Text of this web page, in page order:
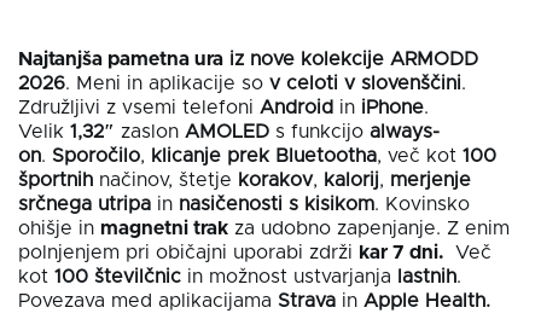
Najtanjša pametna ura iz nove kolekcije ARMODD
2026. Meni in aplikacije so v celoti v slovenščini.
Združljivi z vsemi telefoni Android in iPhone.
Velik 1,32″ zaslon AMOLED s funkcijo always-
on. Sporočilo, klicanje prek Bluetootha, več kot 100
športnih načinov, štetje korakov, kalorij, merjenje
srčnega utripa in nasičenosti s kisikom. Kovinsko
ohišje in magnetni trak za udobno zapenjanje. Z enim
polnjenjem pri običajni uporabi zdrži kar 7 dni.
Več
kot 100 številčnic in možnost ustvarjanja lastnih.
Povezava med aplikacijama Strava in Apple Health.